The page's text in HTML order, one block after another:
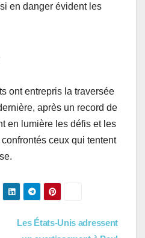
en danger évident les
ont entrepris la traversée
après un record de
en lumière les défis et les
ceux qui tentent
Les États-Unis adressent